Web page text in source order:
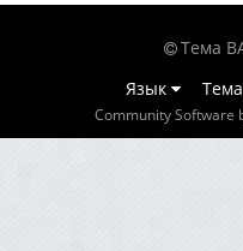
Тема
Язык
Тема
Community Software